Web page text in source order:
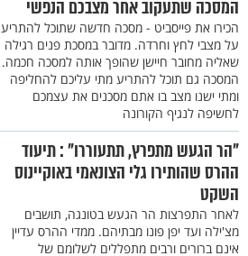
המסכה שתעקוב אחר מצבכם הנפשי
הכירו את פייסביט - מסכה חדשה שתוכל להתריע
על מצבי לחץ וחרדה. מדובר במסכת פנים רגילה
שאליה מחובר חיישן שהופך אותה למסכה חכמה.
המסכה גם תוכל להתריע מתי עליכם להחליפה
ומתי ישנו מצב בו אתם מסכנים את עצמכם
לחשיפה לנגיף הקורונה
"הר הגעש מתפרץ, תתעוררו" : תיעוד
ההרס שהותירו גלי הצונאמי באוקיינוס
השקט
לאחר התפרצות הר הגעש בטונגה, תושבים
מצ'ילה ועד יפן פונו מבתיהם. ממדי ההרס עדיין
אינם ברורים ורבים מתפללים לשלומם של